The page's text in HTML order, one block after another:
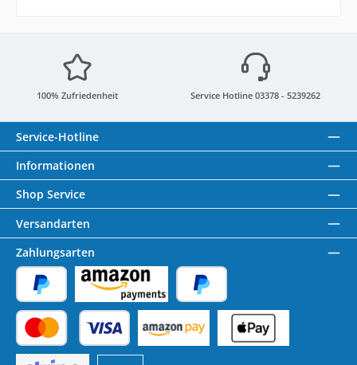
100% Zufriedenheit Service Hotline 03378 - 5239262
Service-Hotline
Informationen
Shop Service
Versandarten
Zahlungsarten
PayPal Amazon Pay Später Bezahlen
Kredit- oder Debitkarte Benutzerdefiniertes Bild 1